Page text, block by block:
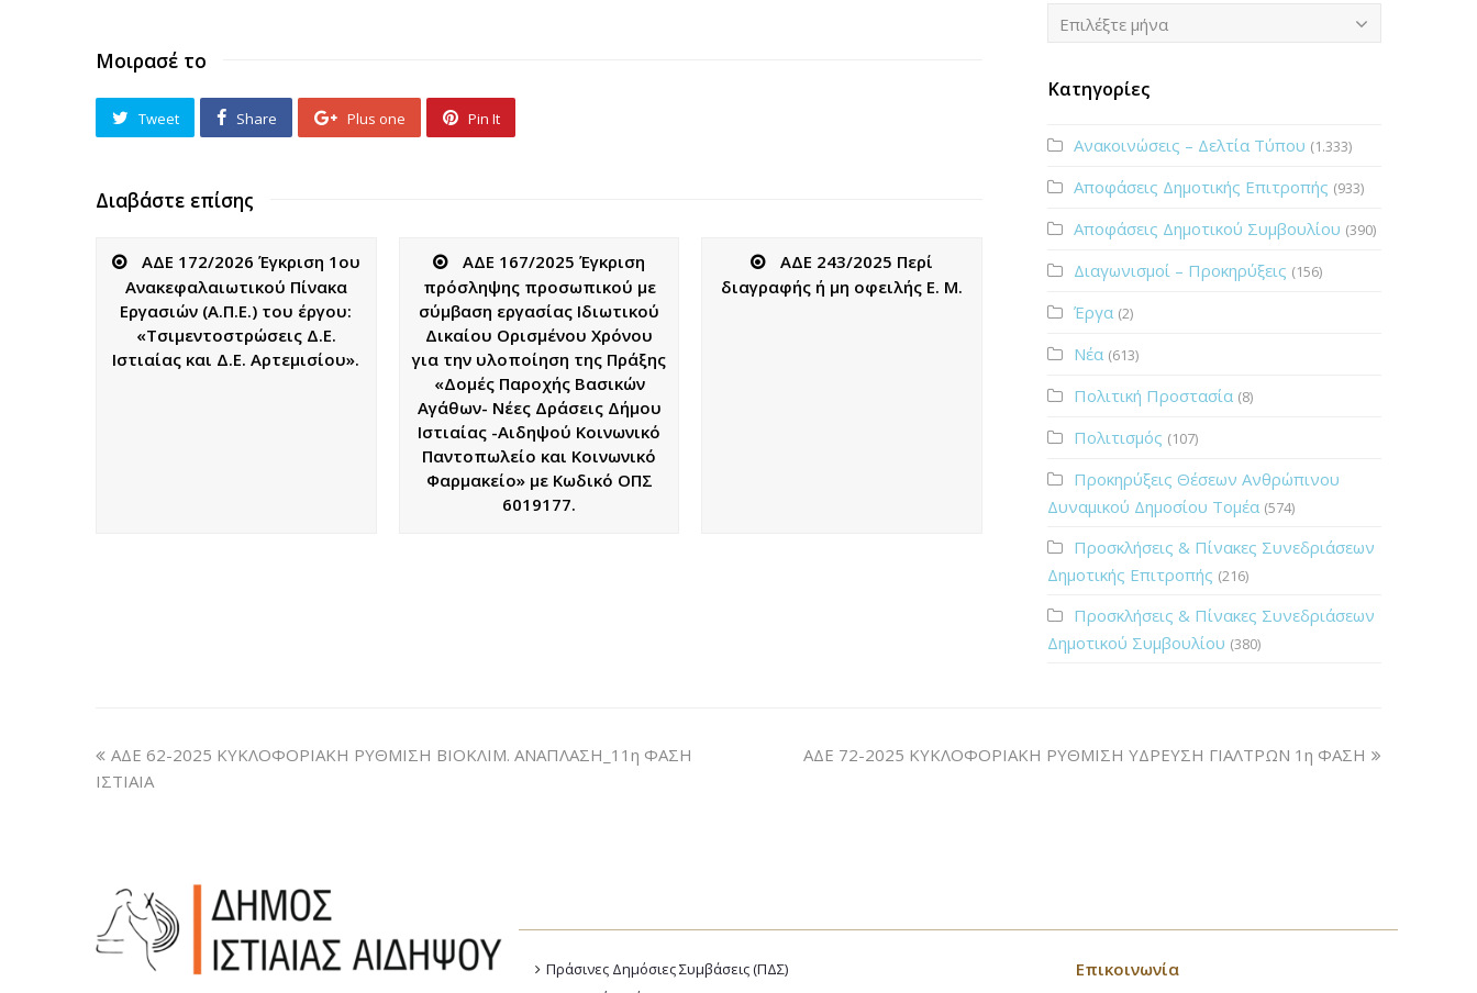
Μοιρασέ το
Tweet Share Plus one Pin It
Διαβάστε επίσης
ΑΔΕ 172/2026 Έγκριση 1ου
Ανακεφαλαιωτικού Πίνακα
Εργασιών (Α.Π.Ε.) του έργου:
«Τσιμεντοστρώσεις Δ.Ε.
Ιστιαίας και Δ.Ε. Αρτεμισίου».
ΑΔΕ 167/2025 Έγκριση
πρόσληψης προσωπικού με
σύμβαση εργασίας Ιδιωτικού
Δικαίου Ορισμένου Χρόνου
για την υλοποίηση της Πράξης
«Δομές Παροχής Βασικών
Αγάθων- Νέες Δράσεις Δήμου
Ιστιαίας -Αιδηψού Κοινωνικό
Παντοπωλείο και Κοινωνικό
Φαρμακείο» με Κωδικό ΟΠΣ
6019177.
ΑΔΕ 243/2025 Περί
διαγραφής ή μη οφειλής Ε. Μ.
Ιστορικό
Επιλέξτε μήνα
Κατηγορίες
Ανακοινώσεις – Δελτία Τύπου (1.333)
Αποφάσεις Δημοτικής Επιτροπής (933)
Αποφάσεις Δημοτικού Συμβουλίου (390)
Διαγωνισμοί – Προκηρύξεις (156)
Έργα (2)
Νέα (613)
Πολιτική Προστασία (8)
Πολιτισμός (107)
Προκηρύξεις Θέσεων Ανθρώπινου
Δυναμικού Δημοσίου Τομέα (574)
Προσκλήσεις & Πίνακες Συνεδριάσεων
Δημοτικής Επιτροπής (216)
Προσκλήσεις & Πίνακες Συνεδριάσεων
Δημοτικού Συμβουλίου (380)
ΑΔΕ 62-2025 ΚΥΚΛΟΦΟΡΙΑΚΗ ΡΥΘΜΙΣΗ ΒΙΟΚΛΙΜ. ΑΝΑΠΛΑΣΗ_11η ΦΑΣΗ
ΙΣΤΙΑΙΑ
ΑΔΕ 72-2025 ΚΥΚΛΟΦΟΡΙΑΚΗ ΡΥΘΜΙΣΗ ΥΔΡΕΥΣΗ ΓΙΑΛΤΡΩΝ 1η ΦΑΣΗ
Πράσινες Δημόσιες Συμβάσεις (ΠΔΣ)
Επικοινωνία